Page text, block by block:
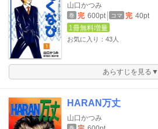
山口かつみ
巻 完 600pt コマ 完 40pt
1冊無料増量
お気に入り：43人
あらすじを見る▼
HARAN万丈
山口かつみ